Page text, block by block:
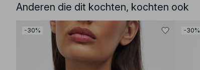
Anderen die dit kochten, kochten ook
-30% -30%